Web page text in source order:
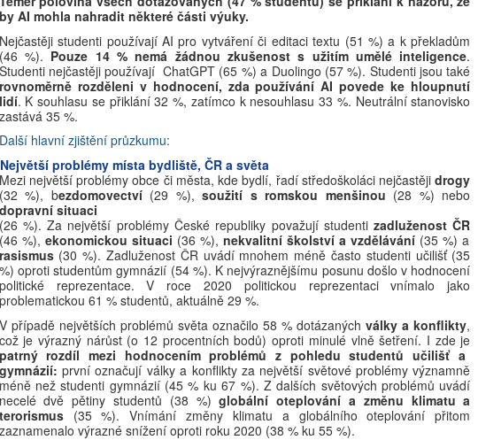
by AI mohla nahradit některé části výuky.
Nejčastěji studenti používají AI pro vytváření či editaci textu (51 %) a k překladům
(46 %). Pouze 14 % nemá žádnou zkušenost s užitím umělé inteligence.
Studenti nejčastěji používají ChatGPT (65 %) a Duolingo (57 %). Studenti jsou také
rovnoměrně rozděleni v hodnocení, zda používání AI povede ke hloupnutí
lidí. K souhlasu se přiklání 32 %, zatímco k nesouhlasu 33 %. Neutrální stanovisko
zastává 35 %.
Další hlavní zjištění průzkumu:
Největší problémy místa bydliště, ČR a světa
Mezi největší problémy obce či města, kde bydlí, řadí středoškoláci nejčastějidrogy
(32 %), bezdomovectví(29 %),soužití s romskou menšinou (28 %) nebo
dopravní situaci
(26 %). Za největší problémy České republiky považují studentizadluženost ČR
(46 %), ekonomickou situaci (36 %), nekvalitní školství a vzdělávání (35 %) a
rasismus (30 %). Zadluženost ČR uvádí mnohem méně často studenti učilišť (35
%) oproti studentům gymnázií (54 %). K nejvýraznějšímu posunu došlo v hodnocení
politické reprezentace. V roce 2020 politickou reprezentaci vnímalo jako
problematickou 61 % studentů, aktuálně 29 %.
V případě největších problémů světa označilo 58 % dotázanýchválky a konflikty,
což je výrazný nárůst (o 12 procentních bodů) oproti minulé vlně šetření. I zde je
patrný rozdíl mezi hodnocením problémů z pohledu studentů učilišť a
gymnázií: první označují války a konflikty za největší světové problémy významně
méně než studenti gymnázií (45 % ku 67 %). Z dalších světových problémů uvádí
necelé dvě pětiny studentů (38 %)globální oteplování a změnu klimatu a
terorismus (35 %). Vnímání změny klimatu a globálního oteplování přitom
zaznamenalo výrazné snížení oproti roku 2020 (38 % ku 55 %).
AUG
5
Hana Lanková: Děti nepotřebují zakázat sociální sítě,
jen se je naučit používat, říká studentka
Fakt, že děti dnes používají sociální sítě dřív, než jim to samotné
platformy oficiálně dovolují, není žádnou novinkou. Jak ale ovlivňují
jejich pozornost a jak jsou děti schopné rozeznat manipulativní obsah?
Pardubicku pustit se do vlastního výzkumu. Svá zjištění teď mění ve
vzdělávací hru, která má dětem pomoci bezpečněji se pohybovat
v online světě.
AUG
4
Milan Hausner: AI Act ve škole: Připravte se na nový
svět, nebo se připravte na konec II.
AI Act se tváří jako hasičák, který chrlí formuláře místo pěny. Regulace
rozdává certifikáty, zatímco serverovna hoří v přímém přenosu.
Učitel‑úředník s razítkem „Compliance“ hledá smysl v kouři paragrafů.
Žák si dělá selfie s robotem, protože „riziko je cool“. A škola? Ta si
myslí, že bezpečnost začíná podpisem, ne pochopením.
AUG
Předávání informací z mateřské do základní školy